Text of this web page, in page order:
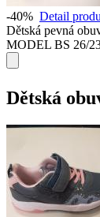
-40% Detail
Dětská pevná
MODEL BS 26/
Dětská